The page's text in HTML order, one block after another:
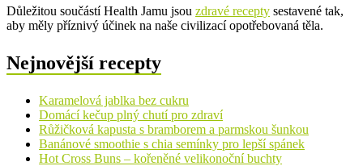
Důležitou součástí Health Jamu jsou zdravé recepty sestavené tak,
aby měly příznivý účinek na naše civilizací opotřebovaná těla.
Nejnovější recepty
Karamelová jablka bez cukru
Domácí kečup plný chutí pro zdraví
Růžičková kapusta s bramborem a parmskou šunkou
Banánové smoothie s chia semínky pro lepší spánek
Hot Cross Buns – kořeněné velikonoční buchty